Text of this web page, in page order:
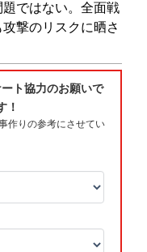
ではない。全面戦
撃のリスクに晒さ